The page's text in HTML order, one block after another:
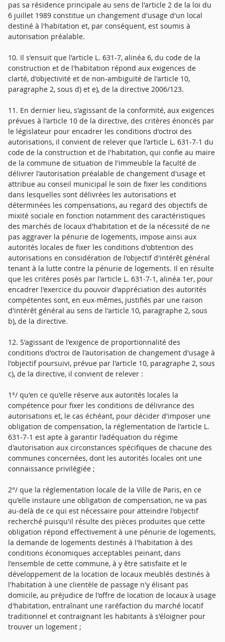
pas sa résidence principale au sens de l'article 2 de la loi du
6 juillet 1989 constitue un changement d'usage d'un local
destiné à l'habitation et, par conséquent, est soumis à
autorisation préalable.
10. Il s'ensuit que l'article L. 631-7, alinéa 6, du code de la
construction et de l'habitation répond aux exigences de
clarté, d'objectivité et de non-ambiguïté de l'article 10,
paragraphe 2, sous d) et e), de la directive 2006/123.
11. En dernier lieu, s'agissant de la conformité, aux exigences
prévues à l'article 10 de la directive, des critères énoncés par
le législateur pour encadrer les conditions d'octroi des
autorisations, il convient de relever que l'article L. 631-7-1 du
code de la construction et de l'habitation, qui confie au maire
de la commune de situation de l'immeuble la faculté de
délivrer l'autorisation préalable de changement d'usage et
attribue au conseil municipal le soin de fixer les conditions
dans lesquelles sont délivrées les autorisations et
déterminées les compensations, au regard des objectifs de
mixité sociale en fonction notamment des caractéristiques
des marchés de locaux d'habitation et de la nécessité de ne
pas aggraver la pénurie de logements, impose ainsi aux
autorités locales de fixer les conditions d'obtention des
autorisations en considération de l'objectif d'intérêt général
tenant à la lutte contre la pénurie de logements. Il en résulte
que les critères posés par l'article L. 631-7-1, alinéa 1er, pour
encadrer l'exercice du pouvoir d'appréciation des autorités
compétentes sont, en eux-mêmes, justifiés par une raison
d'intérêt général au sens de l'article 10, paragraphe 2, sous
b), de la directive.
12. S'agissant de l'exigence de proportionnalité des
conditions d'octroi de l'autorisation de changement d'usage à
l'objectif poursuivi, prévue par l'article 10, paragraphe 2, sous
c), de la directive, il convient de relever :
1°/ qu'en ce qu'elle réserve aux autorités locales la
compétence pour fixer les conditions de délivrance des
autorisations et, le cas échéant, pour décider d'imposer une
obligation de compensation, la réglementation de l'article L.
631-7-1 est apte à garantir l'adéquation du régime
d'autorisation aux circonstances spécifiques de chacune des
communes concernées, dont les autorités locales ont une
connaissance privilégiée ;
2°/ que la réglementation locale de la Ville de Paris, en ce
qu'elle instaure une obligation de compensation, ne va pas
au-delà de ce qui est nécessaire pour atteindre l'objectif
recherché puisqu'il résulte des pièces produites que cette
obligation répond effectivement à une pénurie de logements,
la demande de logements destinés à l'habitation à des
conditions économiques acceptables peinant, dans
l'ensemble de cette commune, à y être satisfaite et le
développement de la location de locaux meublés destinés à
l'habitation à une clientèle de passage n'y élisant pas
domicile, au préjudice de l'offre de location de locaux à usage
d'habitation, entraînant une raréfaction du marché locatif
traditionnel et contraignant les habitants à s'éloigner pour
trouver un logement ;